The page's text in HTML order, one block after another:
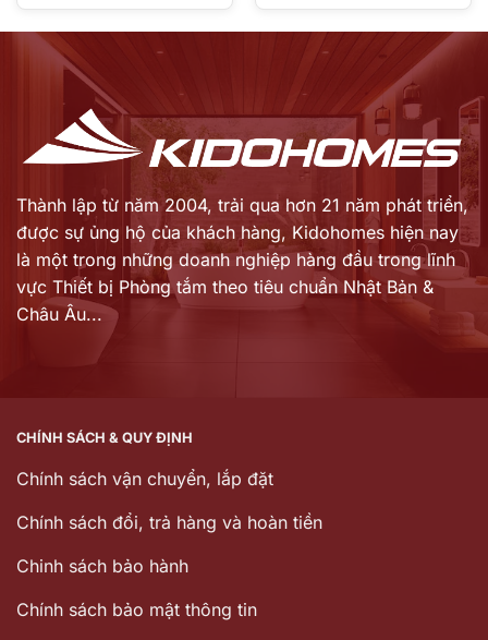
Giá
Thành lập từ năm 2004, trải qua hơn 21 năm phát triển,
được sự ủng hộ của khách hàng, Kidohomes hiện nay
là một trong những doanh nghiệp hàng đầu trong lĩnh
vực Thiết bị Phòng tắm theo tiêu chuẩn Nhật Bản &
Châu Âu...
CHÍNH SÁCH & QUY ĐỊNH
Chính sách vận chuyển, lắp đặt
Chính sách đổi, trả hàng và hoàn tiền
Chinh sách bảo hành
Chính sách bảo mật thông tin